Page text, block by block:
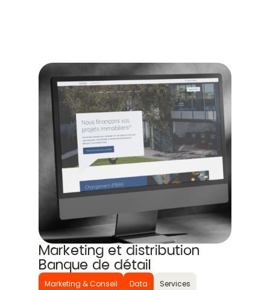
Marketing et distribution
Banque de détail
Marketing & Conseil Data Services